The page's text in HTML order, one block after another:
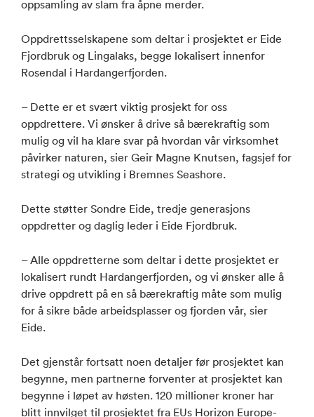
oppsamling av slam fra åpne merder.
Oppdrettsselskapene som deltar i prosjektet er Eide
Fjordbruk og Lingalaks, begge lokalisert innenfor
Rosendal i Hardangerfjorden.
– Dette er et svært viktig prosjekt for oss
oppdrettere. Vi ønsker å drive så bærekraftig som
mulig og vil ha klare svar på hvordan vår virksomhet
påvirker naturen, sier Geir Magne Knutsen, fagsjef for
strategi og utvikling i Bremnes Seashore.
Dette støtter Sondre Eide, tredje generasjons
oppdretter og daglig leder i Eide Fjordbruk.
– Alle oppdretterne som deltar i dette prosjektet er
lokalisert rundt Hardangerfjorden, og vi ønsker alle å
drive oppdrett på en så bærekraftig måte som mulig
for å sikre både arbeidsplasser og fjorden vår, sier
Eide.
Det gjenstår fortsatt noen detaljer før prosjektet kan
begynne, men partnerne forventer at prosjektet kan
begynne i løpet av høsten. 120 millioner kroner har
blitt innvilget til prosjektet fra EUs Horizon Europe-